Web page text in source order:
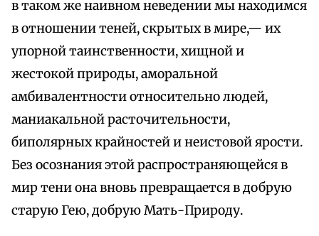
в таком же наивном неведении мы находимся
в отношении теней, скрытых в мире,— их
упорной таинственности, хищной и
жестокой природы, аморальной
амбивалентности относительно людей,
маниакальной расточительности,
биполярных крайностей и неистовой ярости.
Без осознания этой распространяющейся в
мир тени она вновь превращается в добрую
старую Гею, добрую Мать-Природу.